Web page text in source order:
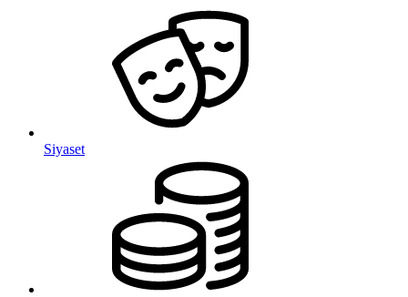
Siyaset